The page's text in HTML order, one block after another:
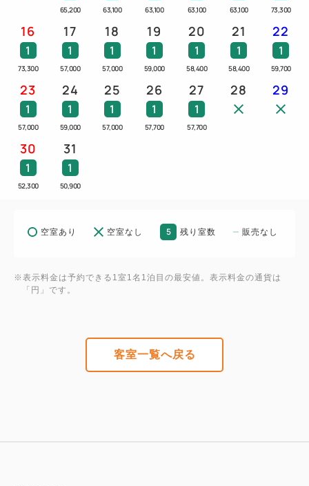
65,200 63,100 63,100 63,100 63,100 73,300
16
1
73,300
17
1
57,000
18
1
57,000
19
1
59,000
20
1
58,400
21
1
58,400
22
1
59,700
23
1
57,000
24
1
59,000
25
1
57,000
26
1
57,700
27
1
57,700
28 29
30
1
52,300
31
1
50,900
空室あり 空室なし 5 残り室数 販売なし
※表示料金は予約できる1室1名1泊目の最安値。表示料金の通貨は
「円」です。
客室一覧へ戻る